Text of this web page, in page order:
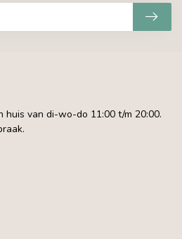
huis van di-wo-do 11:00 t/m 20:00.